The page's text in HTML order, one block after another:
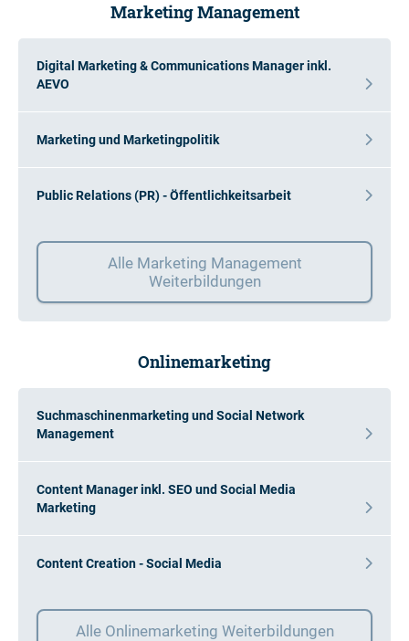
Marketing Management
Digital Marketing & Communications Manager inkl.
AEVO
Marketing und Marketingpolitik
Public Relations (PR) - Öffentlichkeitsarbeit
Alle Marketing Management
Weiterbildungen
Onlinemarketing
Suchmaschinenmarketing und Social Network
Management
Content Manager inkl. SEO und Social Media
Marketing
Content Creation - Social Media
Alle Onlinemarketing Weiterbildungen